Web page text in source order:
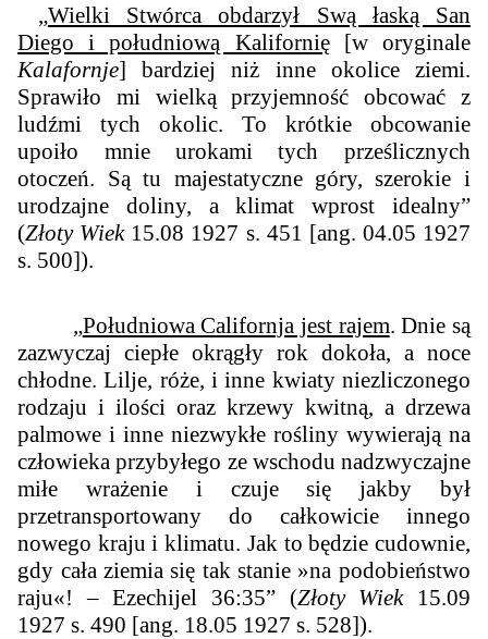
„Wielki Stwórca obdarzył Swą łaską San
Diego i południową Kalifornię[w oryginale
Kalafornje] bardziej niż inne okolice ziemi.
Sprawiło mi wielką przyjemność obcować z
ludźmi tych okolic. To krótkie obcowanie
upoiło mnie urokami tych prześlicznych
otoczeń. Są tu majestatyczne góry, szerokie i
urodzajne doliny, a klimat wprost idealny”
(Złoty Wiek15.08 1927 s. 451 [ang. 04.05 1927
s. 500]).
„Południowa Californja jest rajem. Dnie są
zazwyczaj ciepłe okrągły rok dokoła, a noce
chłodne. Lilje, róże, i inne kwiaty niezliczonego
rodzaju i ilości oraz krzewy kwitną, a drzewa
palmowe i inne niezwykłe rośliny wywierają na
człowieka przybyłego ze wschodu nadzwyczajne
miłe wrażenie i czuje się jakby był
przetransportowany do całkowicie innego
nowego kraju i klimatu. Jak to będzie cudownie,
gdy cała ziemia się tak stanie »na podobieństwo
raju«! – Ezechijel 36:35” (Złoty Wiek15.09
1927 s. 490 [ang. 18.05 1927 s. 528]).